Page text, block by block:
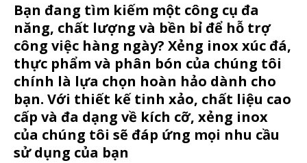
Bạn đang tìm kiếm một công cụ đa
năng, chất lượng và bền bỉ để hỗ trợ
công việc hàng ngày? Xẻng inox xúc đá,
thực phẩm và phân bón của chúng tôi
chính là lựa chọn hoàn hảo dành cho
bạn. Với thiết kế tinh xảo, chất liệu cao
cấp và đa dạng về kích cỡ, xẻng inox
của chúng tôi sẽ đáp ứng mọi nhu cầu
sử dụng của bạn